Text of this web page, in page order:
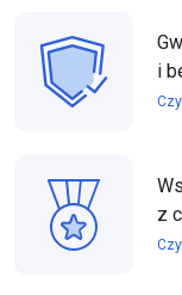
i
z